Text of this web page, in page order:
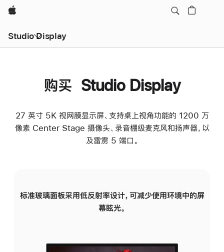
Apple
Studio Display
购买 Studio Display
27 英寸 5K 视网膜显示屏、支持桌上视角功能的 1200 万
像素 Center Stage 摄像头、录音棚级麦克风和扬声器，以
及雷雳 5 端口。
标准玻璃面板采用低反射率设计，可减少使用环境中的屏
幕眩光。